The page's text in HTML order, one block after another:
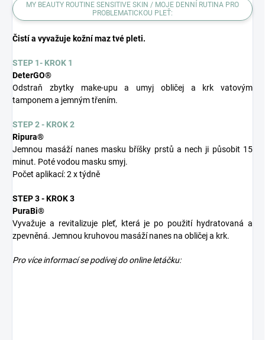
MY BEAUTY ROUTINE SENSITIVE SKIN / MOJE DENNÍ RUTINA PRO
PROBLEMATICKOU PLEŤ:
Čistí a vyvažuje kožní maz tvé pleti.
STEP 1- KROK 1
DeterGO®
Odstraň zbytky make-upu a umyj obličej a krk vatovým
tamponem a jemným třením.
STEP 2 - KROK 2
Ripura®
Jemnou masáží nanes masku bříšky prstů a nech ji působit 15
minut. Poté vodou masku smyj.
Počet aplikací: 2 x týdně
STEP 3 - KROK 3
PuraBi®
Vyvažuje a revitalizuje pleť, která je po použití hydratovaná a
zpevněná. Jemnou kruhovou masáží nanes na obličej a krk.
Pro více informací se podívej do online letáčku: